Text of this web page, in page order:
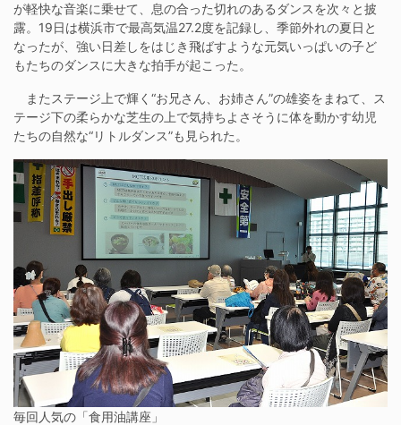
が軽快な音楽に乗せて、息の合った切れのあるダンスを次々と披
露。19日は横浜市で最高気温27.2度を記録し、季節外れの夏日と
なったが、強い日差しをはじき飛ばすような元気いっぱいの子ど
もたちのダンスに大きな拍手が起こった。
またステージ上で輝く“お兄さん、お姉さん”の雄姿をまねて、ス
テージ下の柔らかな芝生の上で気持ちよさそうに体を動かす幼児
たちの自然な“リトルダンス”も見られた。
毎回人気の「食用油講座」